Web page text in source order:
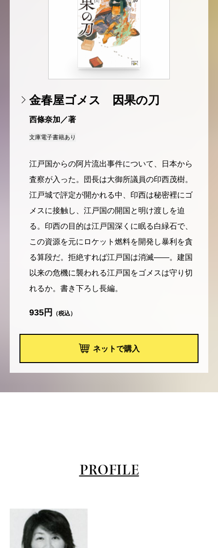
金春屋ゴメス 因果の刀
西條奈加／著
文庫電子書籍あり
江戸国からの阿片流出事件について、日本から
査察が入った。団長は大御所議員の印西茂樹。
江戸城で評定が開かれる中、印西は秘密裡にゴ
メスに接触し、江戸国の開国と明け渡しを迫
る。印西の目的は江戸国深くに眠る白緑石で、
この資源を元にロケット燃料を開発し暴利を貪
る算段だ。拒絶すれば江戸国は消滅――。建国
以来の危機に襲われる江戸国をゴメスは守り切
れるか。書き下ろし長編。
935円 （税込）
ネットで購入
PROFILE